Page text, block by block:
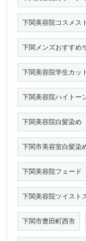
下関美容院コスメス
下関メンズおすすめ
下関美容院学生カッ
下関美容院ハイトー
下関美容院白髪染め
下関市美容室白髪染
下関美容院フェード
下関美容院ツイスト
下関市豊田町西市